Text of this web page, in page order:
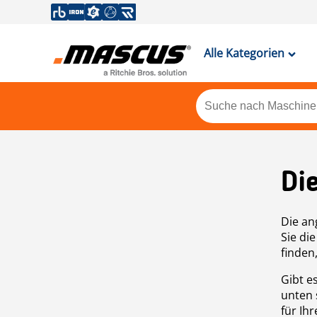
Alle Kategorien
Die
Sie
Gibt
unten
für